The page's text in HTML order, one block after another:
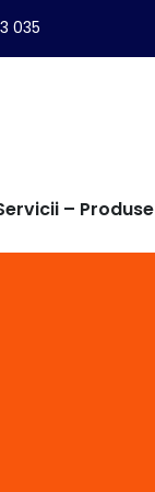
035
– Produse